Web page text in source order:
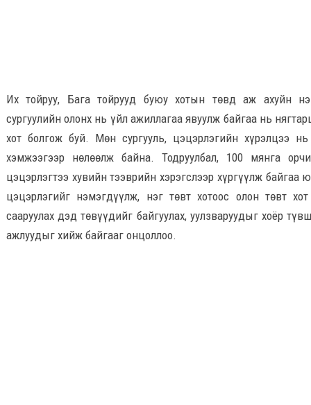
Их тойруу, Бага тойрууд буюу хотын төвд аж ахуйн
сургуулийн олонх нь үйл ажиллагаа явуулж байгаа нь
хот болгож буй. Мөн сургууль, цэцэрлэгийн хүрэлцээ
хэмжээгээр нөлөөлж байна. Тодруулбал, 100 мянга
цэцэрлэгтээ хувийн тээврийн хэрэгслээр хүргүүлж байгаа
цэцэрлэгийг нэмэгдүүлж, нэг төвт хотоос олон төвт хот
сааруулах дэд төвүүдийг байгуулах, уулзваруудыг хоёр
ажлуудыг хийж байгааг онцоллоо.